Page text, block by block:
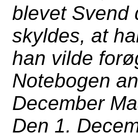
blevet Svend
skyldes, at
han vilde
Notebogen
December
Den 1.